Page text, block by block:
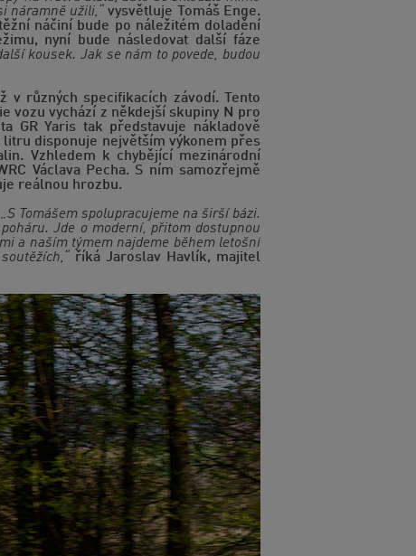
užili,“
vysvětluje Tomáš Enge.
náčiní bude po náležitém doladění
nyní bude následovat další fáze
kousek. Jak se nám to povede, budou
v různých specifikacích závodí. Tento
vozu vychází z někdejší skupiny N pro
GR Yaris tak představuje nákladově
disponuje největším výkonem přes
Vzhledem k chybějící mezinárodní
Václava Pecha. S ním samozřejmě
reálnou hrozbu.
„S Tomášem spolupracujeme na širší bázi.
Jde o moderní, přitom dostupnou
a naším týmem najdeme během letošní
říká Jaroslav Havlík, majitel